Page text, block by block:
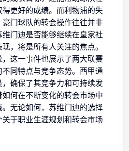
更好的成绩。而利物浦的失
门球队的转会操作往往并非
门迪是否能够继续在皇家社
，将是所有人关注的焦点。
这一事件也展示了两大联赛
同特点与竞争态势。西甲通
确保了其竞争力和可持续发
何在不断变化的转会市场中
无论如何，苏维门迪的选择
于职业生涯规划和转会市场